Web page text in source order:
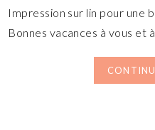
Impression sur lin pour une
Bonnes vacances à vous et